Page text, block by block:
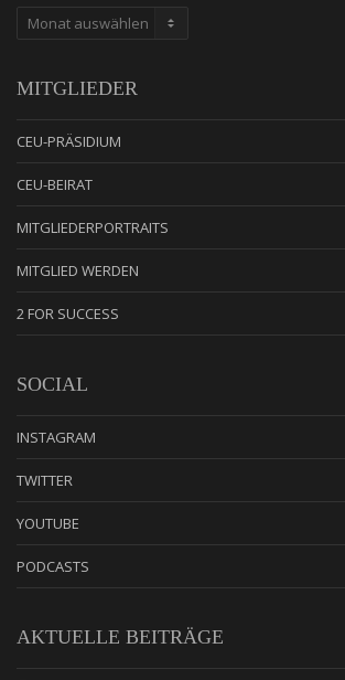
ARCHIV
MITGLIEDER
CEU-PRÄSIDIUM
CEU-BEIRAT
MITGLIEDERPORTRAITS
MITGLIED WERDEN
2 FOR SUCCESS
SOCIAL
INSTAGRAM
TWITTER
YOUTUBE
PODCASTS
AKTUELLE BEITRÄGE